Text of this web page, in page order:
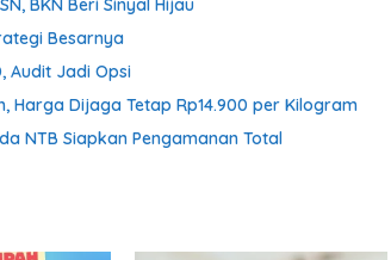
BKN Beri Sinyal Hijau
Besarnya
Audit Jadi Opsi
Harga Dijaga Tetap Rp14.900 per Kilogram
NTB Siapkan Pengamanan Total